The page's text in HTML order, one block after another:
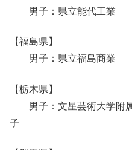
男子：県立能代工業
【福島県】
男子：県立福島商業
【栃木県】
男子：文星芸術大学附
子